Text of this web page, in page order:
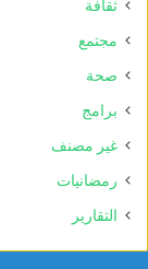
ثقافة
مجتمع
صحة
برامج
غير مصنف
رمضانيات
التقارير